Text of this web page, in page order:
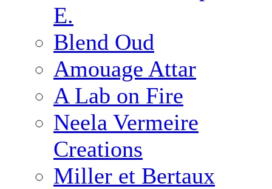
E.
Blend Oud
Amouage Attar
A Lab on Fire
Neela Vermeire
Creations
Miller et Bertaux